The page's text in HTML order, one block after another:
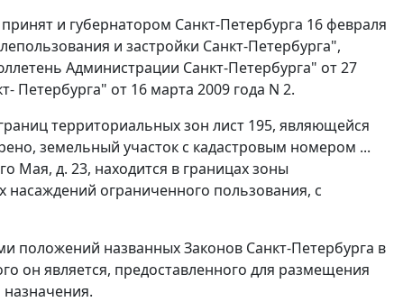
и губернатором Санкт-Петербурга 16 февраля
и застройки Санкт-Петербурга",
Администрации Санкт-Петербурга" от 27
Петербурга" от 16 марта 2009 года N 2.
территориальных зон лист 195, являющейся
земельный участок с кадастровым номером ...
Мая, д. 23, находится в границах зоны
ограниченного пользования, с
положений названных Законов Санкт-Петербурга в
он является, предоставленного для размещения